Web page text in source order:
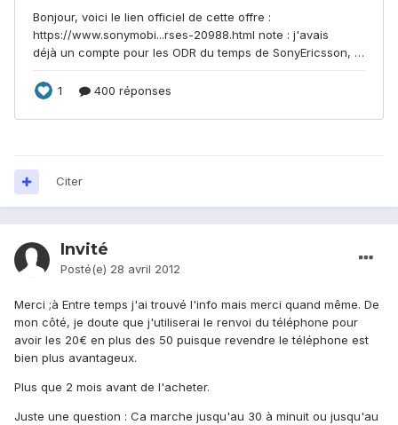
Citer
Invité
Posté(e) 28 avril 2012
Merci ;à Entre temps j'ai trouvé l'info mais merci quand même. De
mon côté, je doute que j'utiliserai le renvoi du téléphone pour
avoir les 20€ en plus des 50 puisque revendre le téléphone est
bien plus avantageux.
Plus que 2 mois avant de l'acheter.
Juste une question : Ca marche jusqu'au 30 à minuit ou jusqu'au